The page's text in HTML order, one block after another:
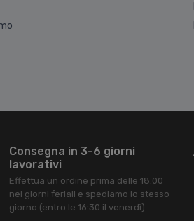
Consegna in 3-6 giorni
lavorativi
Effettua un ordine prima delle 18:00
nei giorni feriali e spediamo lo stesso
giorno (entro le 16:30 il venerdì).